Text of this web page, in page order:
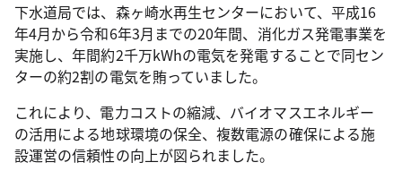
下水道局では、森ヶ崎水再生センターにおいて、平成16
年4月から令和6年3月までの20年間、消化ガス発電事業を
実施し、年間約2千万kWhの電気を発電することで同セン
ターの約2割の電気を賄っていました。
これにより、電力コストの縮減、バイオマスエネルギー
の活用による地球環境の保全、複数電源の確保による施
設運営の信頼性の向上が図られました。